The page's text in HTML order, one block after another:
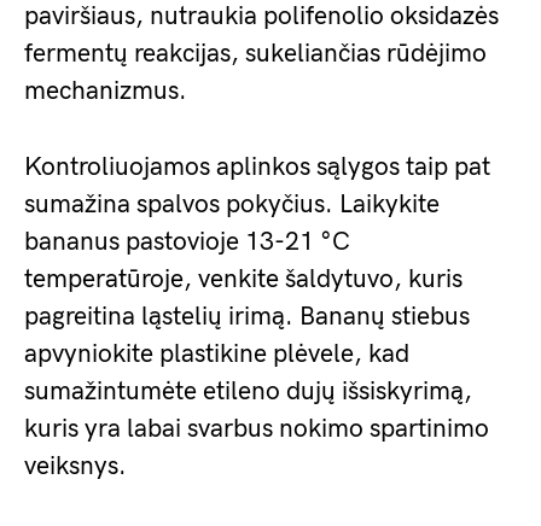
paviršiaus, nutraukia polifenolio oksidazės
fermentų reakcijas, sukeliančias rūdėjimo
mechanizmus.
Kontroliuojamos aplinkos sąlygos taip pat
sumažina spalvos pokyčius. Laikykite
bananus pastovioje 13-21 °C
temperatūroje, venkite šaldytuvo, kuris
pagreitina ląstelių irimą. Bananų stiebus
apvyniokite plastikine plėvele, kad
sumažintumėte etileno dujų išsiskyrimą,
kuris yra labai svarbus nokimo spartinimo
veiksnys.